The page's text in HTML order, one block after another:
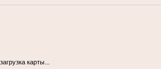
загрузка карты...